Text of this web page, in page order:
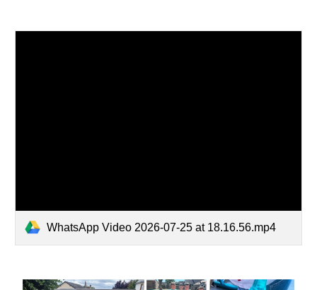
WhatsApp Video 2026-07-25 at 18.16.56.mp4